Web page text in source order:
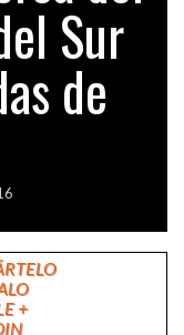
Sur
de
+